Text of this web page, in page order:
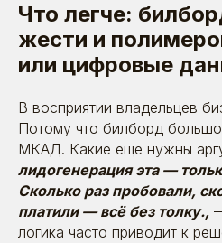
Что легче:
жести и
или цифровые
В восприятии владельцев
Потому что билборд
МКАД. Какие еще нужны
лидогенерация эта —
Сколько раз пробовали,
платили — всё без толку.,
логика часто приводит к